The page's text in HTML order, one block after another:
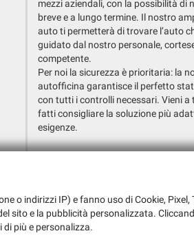
mezzi aziendali, con la possibilità di
breve e a lungo termine. Il nostro
auto ti permetterà di trovare l’auto
guidato dal nostro personale,
competente.
Per noi la sicurezza è prioritaria: la
autofficina garantisce il perfetto
con tutti i controlli necessari. Vieni a
fatti consigliare la soluzione più
esigenze.
C.F/P.IVA:03147730265
Registro delle imprese:TV
indirizzi IP) e fanno uso di Cookie,
sito e la pubblicità personalizzata.
più e personalizza.